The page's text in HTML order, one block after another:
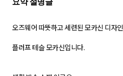
요약 설명글
오즈웨어 따뜻하고 세련된 모카신 디자인
플러프 테슬 모카신입니다.